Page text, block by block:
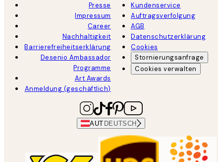
Presse
Impressum
Career
Nachhaltigkeit
Barrierefreiheitserklärung
Desenio Ambassador
Programme
Art Awards
Anmeldung (geschäftlich)
Kundenservice
Auftragsverfolgung
AGB
Datenschutzerklärung
Cookies
Stornierungsanfrage
Cookies verwalten
AUT DEUTSCH